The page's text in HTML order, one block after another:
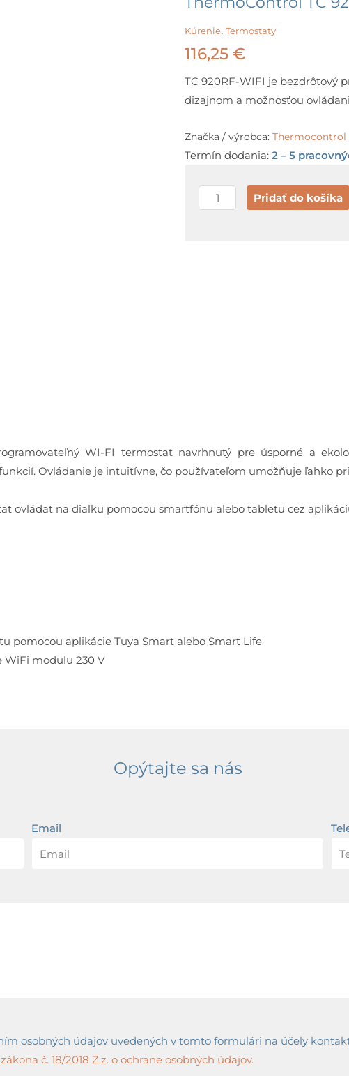
Kúrenie, Termostaty
116,25 €
TC 920RF-WIFI je bezdrôtový
dizajnom a možnosťou
Značka / výrobca: Thermocontrol
Termín dodania: 2 – 5
množstvo
ThermoControl
Pridať do košíka
WI-FI termostat navrhnutý pre úsporné a
Ovládanie je intuitívne, čo používateľom umožňuje ľahko
ovládať na diaľku pomocou smartfónu alebo tabletu cez
pomocou aplikácie Tuya Smart alebo Smart Life
WiFi modulu 230 V
Opýtajte sa nás
Email
osobných údajov uvedených v tomto formulári na účely
č. 18/2018 Z.z. o ochrane osobných údajov.